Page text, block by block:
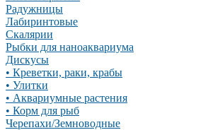
Радужницы
Лабиринтовые
Скалярии
Рыбки для наноаквариума
Дискусы
• Креветки, раки, крабы
• Улитки
• Аквариумные растения
• Корм для рыб
Черепахи/Земноводные